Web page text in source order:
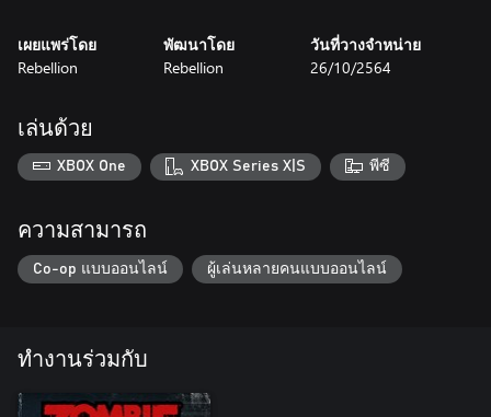
เผยแพร่โดย
Rebellion
พัฒนาโดย
Rebellion
วันที่วางจำหน่าย
26/10/2564
เล่นด้วย
XBOX One XBOX Series X|S พีซี
ความสามารถ
Co-op แบบออนไลน์ ผู้เล่นหลายคนแบบออนไลน์
ทำงานร่วมกับ